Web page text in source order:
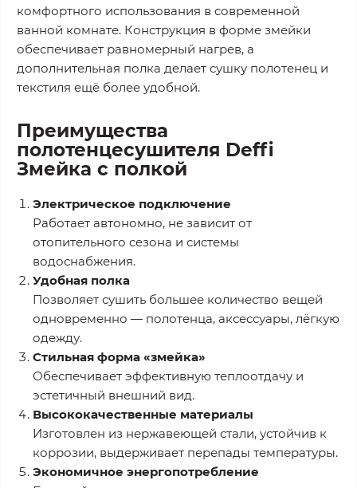
комфортного использования в современной
ванной комнате. Конструкция в форме змейки
обеспечивает равномерный нагрев, а
дополнительная полка делает сушку полотенец и
текстиля ещё более удобной.
Преимущества
полотенцесушителя Deffi
Змейка с полкой
Электрическое подключение
Работает автономно, не зависит от
отопительного сезона и системы
водоснабжения.
Удобная полка
Позволяет сушить большее количество вещей
одновременно — полотенца, аксессуары, лёгкую
одежду.
Стильная форма «змейка»
Обеспечивает эффективную теплоотдачу и
эстетичный внешний вид.
Высококачественные материалы
Изготовлен из нержавеющей стали, устойчив к
коррозии, выдерживает перепады температуры.
Экономичное энергопотребление